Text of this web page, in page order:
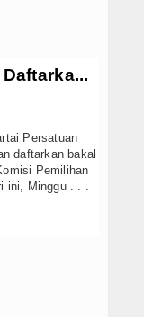
Persatuan
daftarkan bakal
Pemilihan
ini, Minggu . . .